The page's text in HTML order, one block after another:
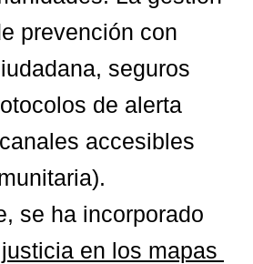
prevención con
seguros
de alerta
accesibles
en los mapas